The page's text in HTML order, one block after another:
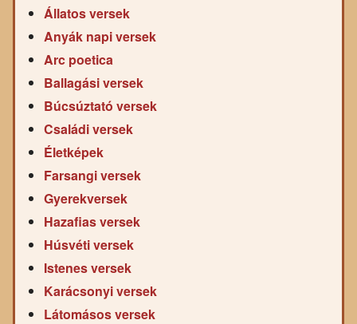
Állatos versek
Anyák napi versek
Arc poetica
Ballagási versek
Búcsúztató versek
Családi versek
Életképek
Farsangi versek
Gyerekversek
Hazafias versek
Húsvéti versek
Istenes versek
Karácsonyi versek
Látomásos versek